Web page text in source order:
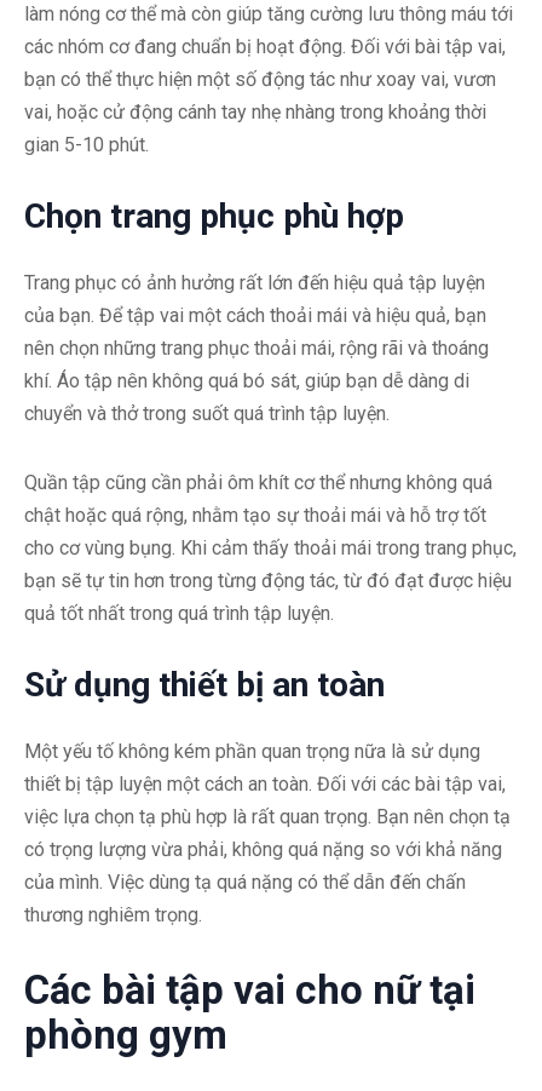
làm nóng cơ thể mà còn giúp tăng cường lưu thông máu tới
các nhóm cơ đang chuẩn bị hoạt động. Đối với bài tập vai,
bạn có thể thực hiện một số động tác như xoay vai, vươn
vai, hoặc cử động cánh tay nhẹ nhàng trong khoảng thời
gian 5-10 phút.
Chọn trang phục phù hợp
Trang phục có ảnh hưởng rất lớn đến hiệu quả tập luyện
của bạn. Để tập vai một cách thoải mái và hiệu quả, bạn
nên chọn những trang phục thoải mái, rộng rãi và thoáng
khí. Áo tập nên không quá bó sát, giúp bạn dễ dàng di
chuyển và thở trong suốt quá trình tập luyện.
Quần tập cũng cần phải ôm khít cơ thể nhưng không quá
chật hoặc quá rộng, nhằm tạo sự thoải mái và hỗ trợ tốt
cho cơ vùng bụng. Khi cảm thấy thoải mái trong trang phục,
bạn sẽ tự tin hơn trong từng động tác, từ đó đạt được hiệu
quả tốt nhất trong quá trình tập luyện.
Sử dụng thiết bị an toàn
Một yếu tố không kém phần quan trọng nữa là sử dụng
thiết bị tập luyện một cách an toàn. Đối với các bài tập vai,
việc lựa chọn tạ phù hợp là rất quan trọng. Bạn nên chọn tạ
có trọng lượng vừa phải, không quá nặng so với khả năng
của mình. Việc dùng tạ quá nặng có thể dẫn đến chấn
thương nghiêm trọng.
Các bài tập vai cho nữ tại
phòng gym